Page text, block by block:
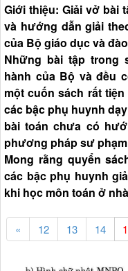
Giới thiệu: Giải vở bài
và hướng dẫn giải
của Bộ giáo dục và
Những bài tập trong
hành của Bộ và đều
một cuốn sách rất
các bậc phụ huynh
bài toán chưa có
phương pháp sư
Mong rằng quyển
các bậc phụ huynh
khi học môn toán ở
« 12 13 14